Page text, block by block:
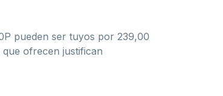
pueden ser tuyos por 239,00
ofrecen justifican